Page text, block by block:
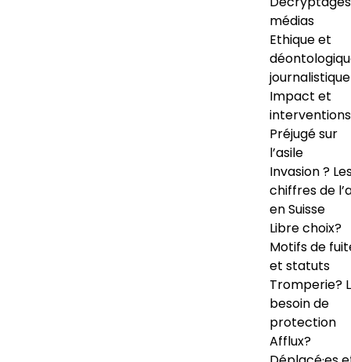
médias
Ethique et
journalistique
Impact et
interventions
Préjugé sur
l’asile
Invasion ?
chiffres de
en Suisse
Libre choix?
Motifs de
et statuts
Tromperie?
besoin de
protection
Afflux?